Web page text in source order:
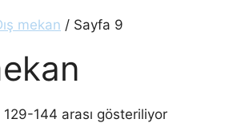
mekan / Sayfa 9
144 arası gösteriliyor